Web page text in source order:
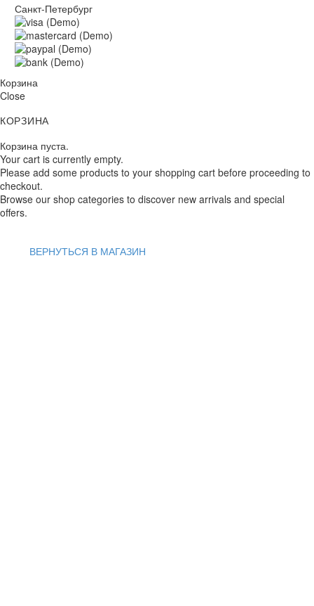
Санкт-Петербург
Корзина
Close
КОРЗИНА
Корзина пуста.
Your cart is currently empty.
Please add some products to your shopping cart before proceeding to
checkout.
Browse our shop categories to discover new arrivals and special
offers.
ВЕРНУТЬСЯ В МАГАЗИН